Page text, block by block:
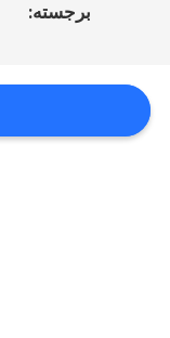
بگیرید
برجسته: